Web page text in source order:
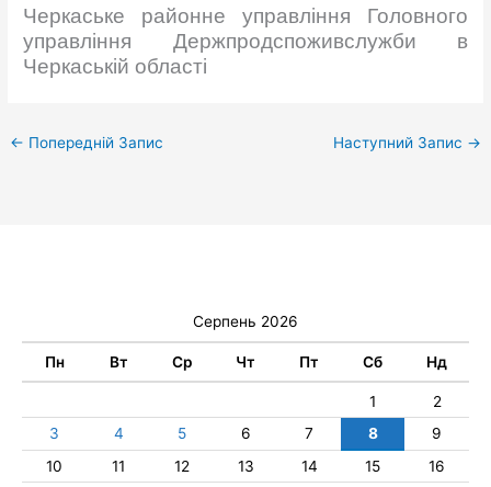
Черкаське районне управління Головного
управління Держпродспоживслужби в
Черкаській області
← Попередній Запис Наступний Запис →
Серпень 2026
Пн Вт Ср Чт Пт Сб Нд
1
2
3
4 5 6 7 8
9
10
11 12 13 14 15
16